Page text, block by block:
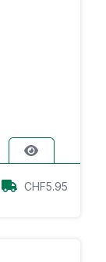
CHF5.95